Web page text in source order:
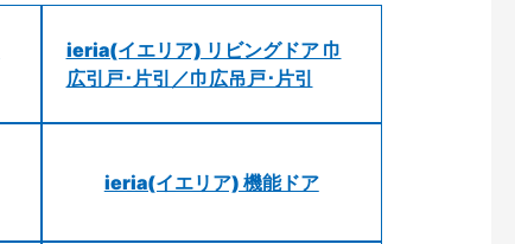
ieria(イエリア) リビングドア 巾
広引戸･片引／巾広吊戸･片引
ieria(イエリア) 機能ドア